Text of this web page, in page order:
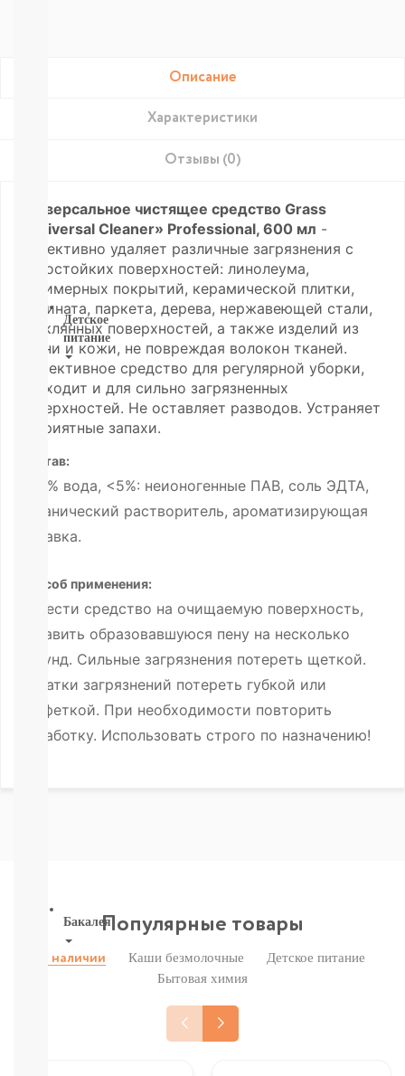
подгузников
БЕСПЛАТНЫЕ
СМОТРЕТЬ
Детское
питание
Новое
поступление
Пюре
Молочная
Каши
безмолочные
молочные
Смеси
ЗАКАЗ
Коктейли,
Жидкие
Молоко
Печенье,
батончики,
соломка:
Бакалея
Напитки
Описание
Характеристики
Отзывы (0)
Универсальное чистящее средство Grass
«Universal Cleaner» Professional, 600 мл -
эффективно удаляет различные загрязнения с
водостойких поверхностей: линолеума,
полимерных покрытий, керамической плитки,
ламината, паркета, дерева, нержавеющей стали,
стеклянных поверхностей, а также изделий из
ткани и кожи, не повреждая волокон тканей.
Эффективное средство для регулярной уборки,
подходит и для сильно загрязненных
поверхностей. Не оставляет разводов. Устраняет
неприятные запахи.
Состав:
≥30% вода, <5%: неионогенные ПАВ, соль ЭДТА,
органический растворитель, ароматизирующая
добавка.
Способ применения:
Нанести средство на очищаемую поверхность,
оставить образовавшуюся пену на несколько
секунд. Сильные загрязнения потереть щеткой.
Остатки загрязнений потереть губкой или
салфеткой. При необходимости повторить
обработку. Использовать строго по назначению!
Популярные товары
В наличии Каши безмолочные
Детское питание
Бытовая химия